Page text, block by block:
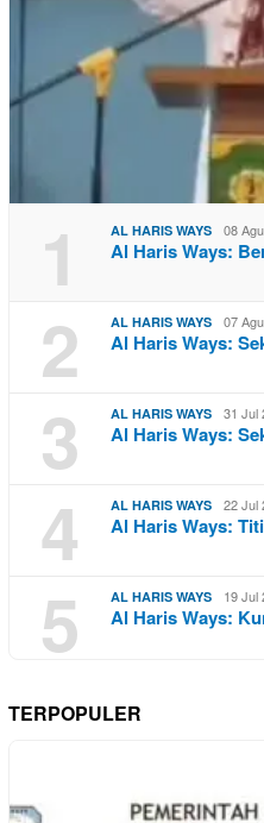
1 AL HARIS WAYS 08
Al Haris Ways:
2 AL HARIS WAYS 07
Al Haris Ways:
3 AL HARIS WAYS 31 Jul
Al Haris Ways:
4 AL HARIS WAYS 22 Jul
Al Haris Ways:
5 AL HARIS WAYS 19 Jul
Al Haris Ways:
TERPOPULER